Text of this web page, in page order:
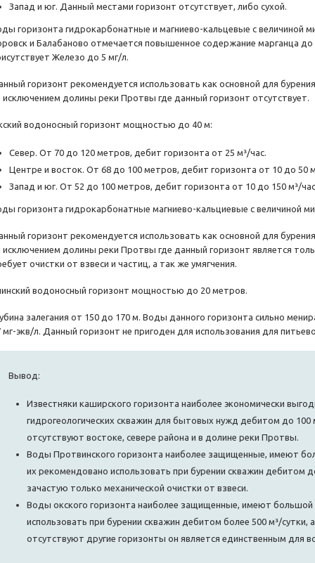
Запад и юг. Данный местами горизонт отсутствует, либо сухой.
горизонта гидрокарбонатные и магниево-кальцевые с величиной
и Балабаново отмечается повышенное содержание марганца до
Железо до 5 мг/л.
горизонт рекомендуется использовать как основной для
исключением долины реки Протвы где данный горизонт отсутствует.
водоносный горизонт мощностью до 40 м:
Север. От 70 до 120 метров, дебит горизонта от 25 м³/час.
Центре и восток. От 68 до 100 метров, дебит горизонта от 10 до 50
Запад и юг. От 52 до 100 метров, дебит горизонта от 10 до 150 м³/
горизонта гидрокарбонатные магниево-кальциевые с величиной
горизонт рекомендуется использовать как основной для
исключением долины реки Протвы где данный горизонт является
очистки от взвеси и частиц, а так же умягчения.
водоносный горизонт мощностью до 20 метров.
залегания от 150 до 170 м. Воды данного горизонта сильно
мг-экв/л. Данный горизонт не пригоден для использования для
Вывод:
Известняки каширского горизонта наиболее экономически
гидрогеологических скважин для бытовых нужд дебитом до
отсутствуют востоке, севере района и в долине реки Протвы.
Воды Протвинского горизонта наиболее защищенные, имеют
их рекомендовано использовать при бурении скважин дебитом
зачастую только механической очистки от взвеси.
Воды окского горизонта наиболее защищенные, имеют
использовать при бурении скважин дебитом более 500 м³/сутки,
отсутствуют другие горизонты он является единственным для